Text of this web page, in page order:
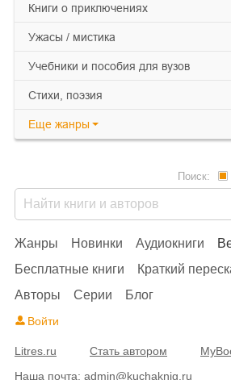
книги о приключениях
ужасы / мистика
учебники и пособия для вузов
cтихи, поэзия
Еще жанры
Жанры Новинки Аудиокниги
Бесплатные книги
Краткий
Авторы
Серии Блог
Поиск:
Войти
Litres.ru Стать автором
Наша почта: admin@kuchaknig.ru